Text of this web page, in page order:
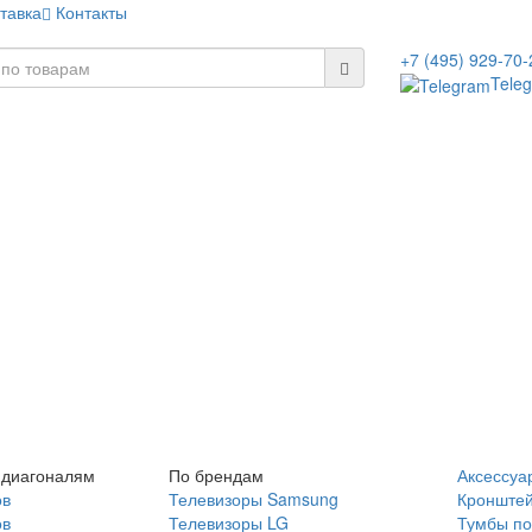
Контакты
+7 (495) 929-
По брендам
Телевизоры Samsung
Телевизоры LG
Тумбы